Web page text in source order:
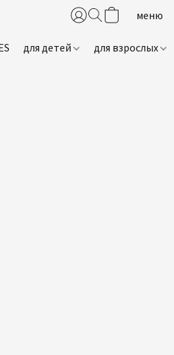
для детей для взрослых